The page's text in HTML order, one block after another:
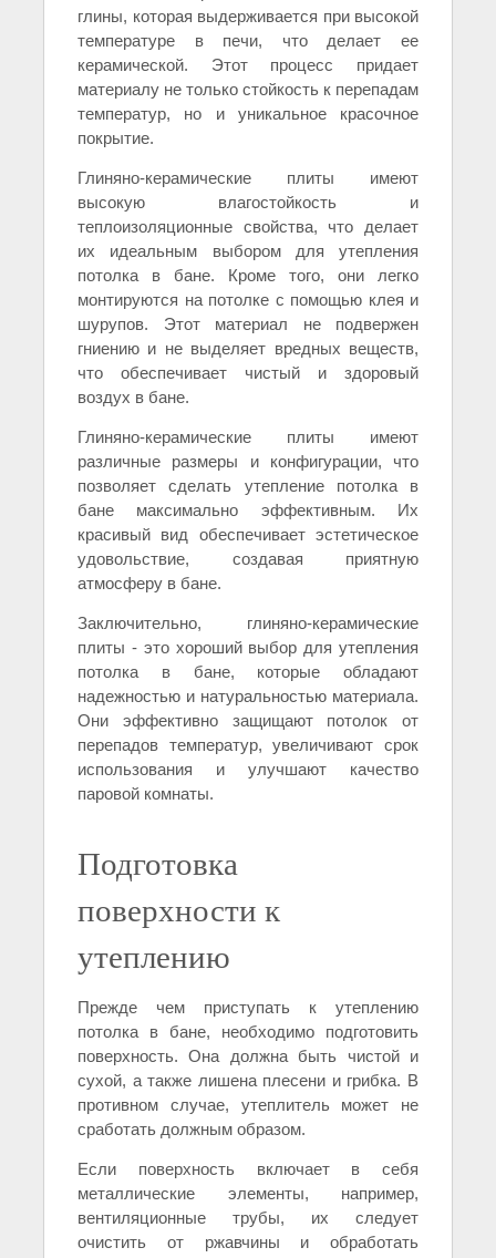
глины, которая выдерживается при высокой
температуре в печи, что делает ее
керамической. Этот процесс придает
материалу не только стойкость к перепадам
температур, но и уникальное красочное
покрытие.
Глиняно-керамические плиты имеют
высокую влагостойкость и
теплоизоляционные свойства, что делает
их идеальным выбором для утепления
потолка в бане. Кроме того, они легко
монтируются на потолке с помощью клея и
шурупов. Этот материал не подвержен
гниению и не выделяет вредных веществ,
что обеспечивает чистый и здоровый
воздух в бане.
Глиняно-керамические плиты имеют
различные размеры и конфигурации, что
позволяет сделать утепление потолка в
бане максимально эффективным. Их
красивый вид обеспечивает эстетическое
удовольствие, создавая приятную
атмосферу в бане.
Заключительно, глиняно-керамические
плиты - это хороший выбор для утепления
потолка в бане, которые обладают
надежностью и натуральностью материала.
Они эффективно защищают потолок от
перепадов температур, увеличивают срок
использования и улучшают качество
паровой комнаты.
Подготовка
поверхности к
утеплению
Прежде чем приступать к утеплению
потолка в бане, необходимо подготовить
поверхность. Она должна быть чистой и
сухой, а также лишена плесени и грибка. В
противном случае, утеплитель может не
сработать должным образом.
Если поверхность включает в себя
металлические элементы, например,
вентиляционные трубы, их следует
очистить от ржавчины и обработать